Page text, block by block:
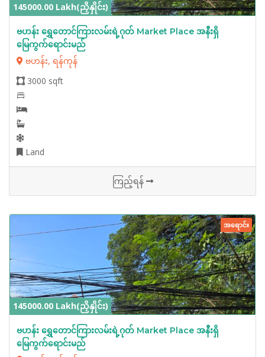
145000.00 Lakh(ညှိနှိုင်း)
ဗဟန်း ရွှေတောင်ကြားလမ်းရဲ့ဂုတ် Market Place အနီးရှိ
မြေကွက်ရောင်းမည်
ဗဟန်း, ရန်ကုန်
3000 sqft
Land
ကြည့်ရန်
145000.00 Lakh(ညှိနှိုင်း)
အရောင်း
ဗဟန်း ရွှေတောင်ကြားလမ်းရဲ့ဂုတ် Market Place အနီးရှိ
မြေကွက်ရောင်းမည်